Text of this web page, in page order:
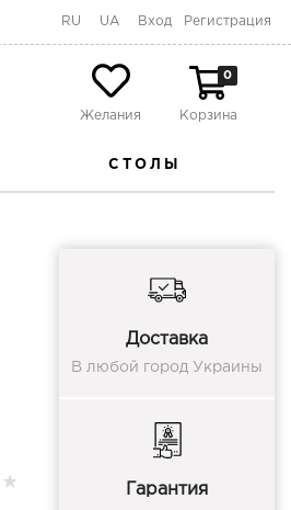
RU UA Вход Регистрация
Желания
0
Корзина
СТОЛЫ
★
Доставка
В любой город Украины
Гарантия